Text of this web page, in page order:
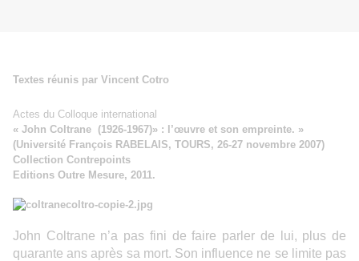
Textes réunis par Vincent Cotro
Actes du Colloque international
« John Coltrane (1926-1967)» : l’œuvre et son empreinte. »
(Université François RABELAIS, TOURS, 26-27 novembre 2007)
Collection Contrepoints
Editions Outre Mesure, 2011.
John Coltrane n’a pas fini de faire parler de lui, plus de
quarante ans après sa mort. Son influence ne se limite pas